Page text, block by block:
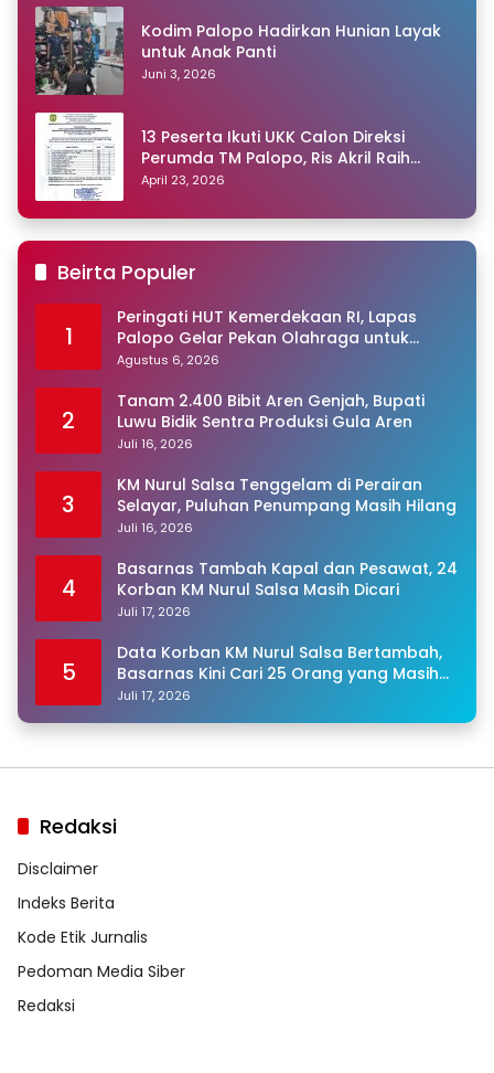
Kodim Palopo Hadirkan Hunian Layak
untuk Anak Panti
Juni 3, 2026
13 Peserta Ikuti UKK Calon Direksi
Perumda TM Palopo, Ris Akril Raih
Peringkat Pertama
April 23, 2026
Beirta Populer
1
Peringati HUT Kemerdekaan RI, Lapas
Palopo Gelar Pekan Olahraga untuk
Warga Binaan
Agustus 6, 2026
2
Tanam 2.400 Bibit Aren Genjah, Bupati
Luwu Bidik Sentra Produksi Gula Aren
Juli 16, 2026
3
KM Nurul Salsa Tenggelam di Perairan
Selayar, Puluhan Penumpang Masih Hilang
Juli 16, 2026
4
Basarnas Tambah Kapal dan Pesawat, 24
Korban KM Nurul Salsa Masih Dicari
Juli 17, 2026
5
Data Korban KM Nurul Salsa Bertambah,
Basarnas Kini Cari 25 Orang yang Masih
Hilang
Juli 17, 2026
Redaksi
Disclaimer
Indeks Berita
Kode Etik Jurnalis
Pedoman Media Siber
Redaksi